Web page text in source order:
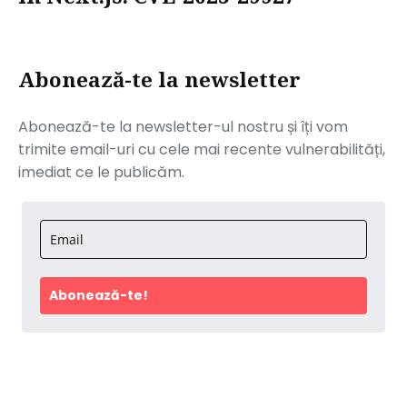
Abonează-te la newsletter
Abonează-te la newsletter-ul nostru și îți vom
trimite email-uri cu cele mai recente vulnerabilități,
imediat ce le publicăm.
Abonează-te!